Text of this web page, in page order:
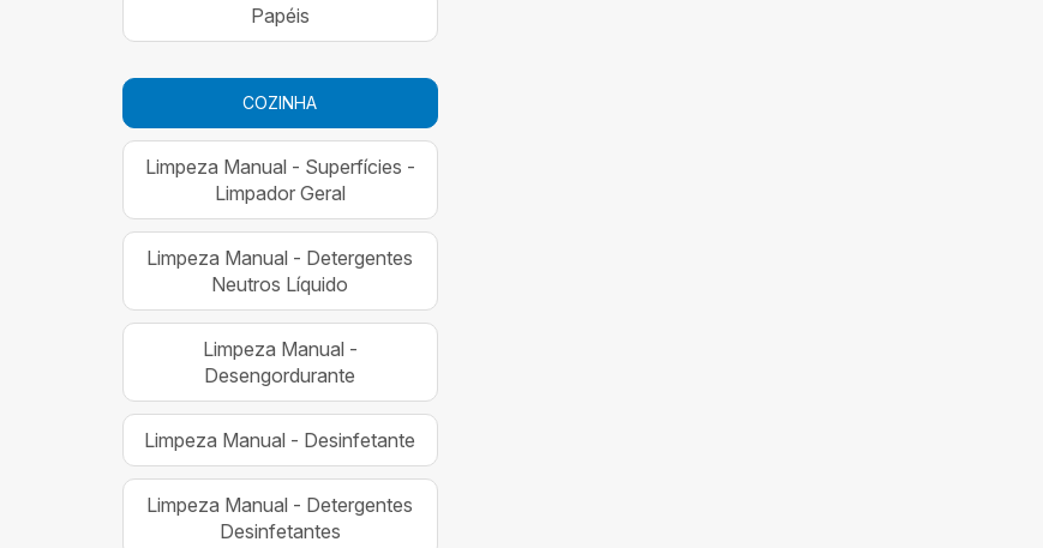
Papéis
COZINHA
Limpeza Manual - Superfícies -
Limpador Geral
Limpeza Manual - Detergentes
Neutros Líquido
Limpeza Manual -
Desengordurante
Limpeza Manual - Desinfetante
Limpeza Manual - Detergentes
Desinfetantes